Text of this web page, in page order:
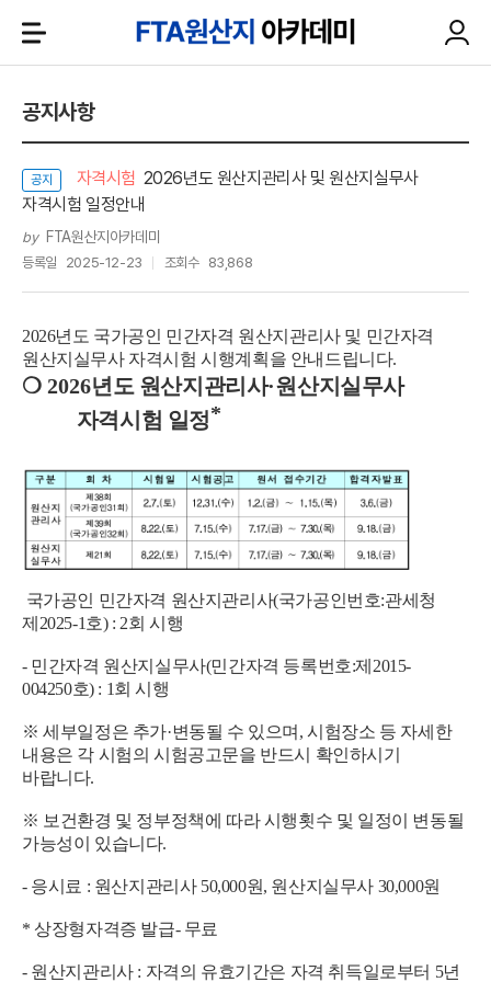
공지사항
공지 자격시험 2026년도 원산지관리사 및 원산지실무사
자격시험 일정안내
by FTA원산지아카데미
등록일 2025-12-23 조회수 83,868
2026년도 국가공인 민간자격 원산지관리사 및 민간자격
원산지실무사 자격시험 시행계획을 안내드립니다.
❍ 2026년도 원산지관리사·원산지실무사
자격시험 일정*
국가공인 민간자격 원산지관리사(국가공인번호:관세청
제2025-1호) : 2회 시행
- 민간자격 원산지실무사(민간자격 등록번호:제2015-
004250호) : 1회 시행
※ 세부일정은 추가·변동될 수 있으며, 시험장소 등 자세한
내용은 각 시험의 시험공고문을 반드시 확인하시기
바랍니다.
※ 보건환경 및 정부정책에 따라 시행횟수 및 일정이 변동될
가능성이 있습니다.
- 응시료 : 원산지관리사 50,000원, 원산지실무사 30,000원
* 상장형자격증 발급- 무료
- 원산지관리사 : 자격의 유효기간은 자격 취득일로부터 5년